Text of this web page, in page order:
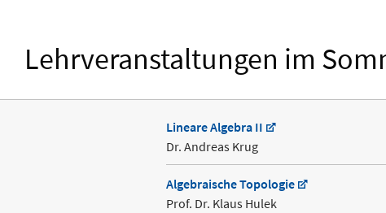
Lehrveranstaltungen im
Lineare Algebra II
Dr. Andreas Krug
Algebraische Topologie
Prof. Dr. Klaus Hulek